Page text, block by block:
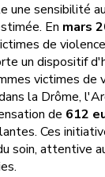
une sensibilité
En mars
de
un dispositif
victimes de
la Drôme,
de 612
Ces
soin, attentive